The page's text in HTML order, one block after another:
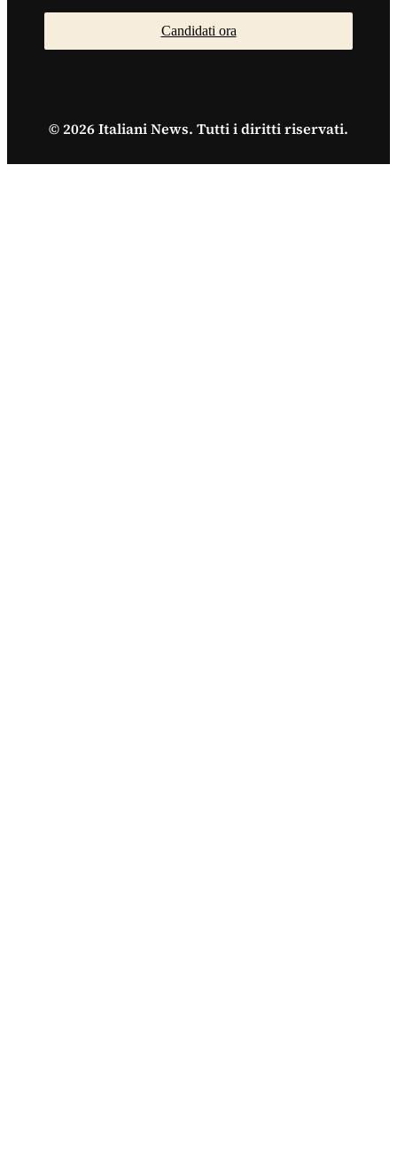
Candidati ora
© 2026 Italiani News. Tutti i diritti riservati.